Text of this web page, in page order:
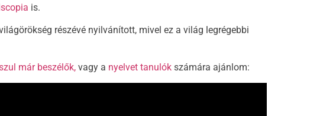
is.
részévé nyilvánított, mivel ez a világ legrégebbi
már beszélők, vagy a nyelvet tanulók számára ajánlom: